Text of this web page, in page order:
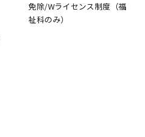
免除/Wライセンス制度（福
祉科のみ）